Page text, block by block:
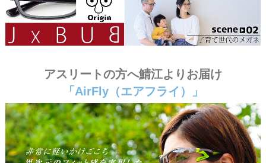
アスリートの方へ鯖江よりお届け
「AirFly（エアフライ）」